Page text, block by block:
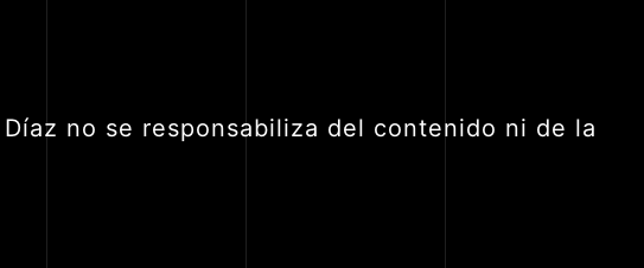
no se responsabiliza del contenido ni de la